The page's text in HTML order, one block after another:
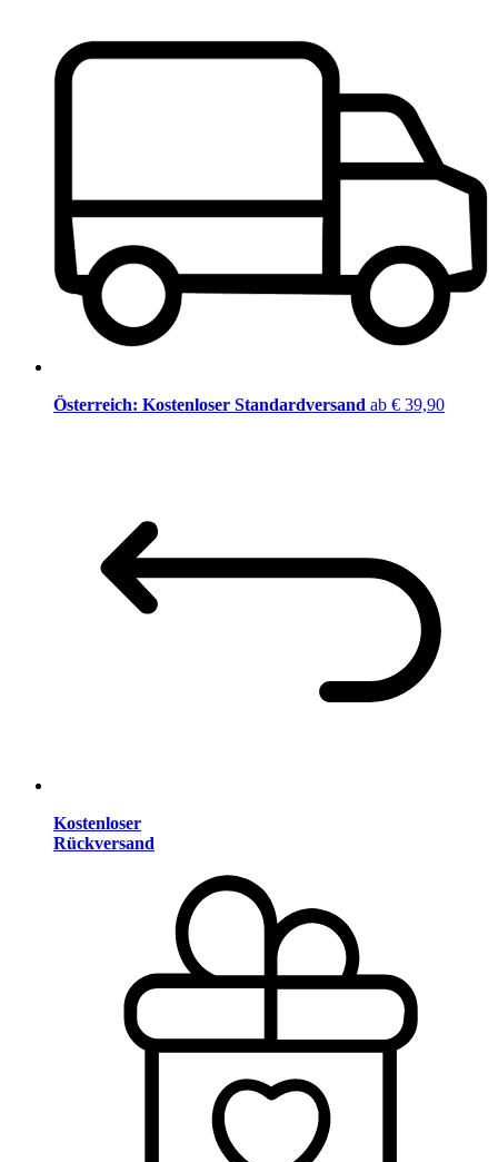
Österreich: Kostenloser Standardversand ab € 39,90
Kostenloser
Rückversand